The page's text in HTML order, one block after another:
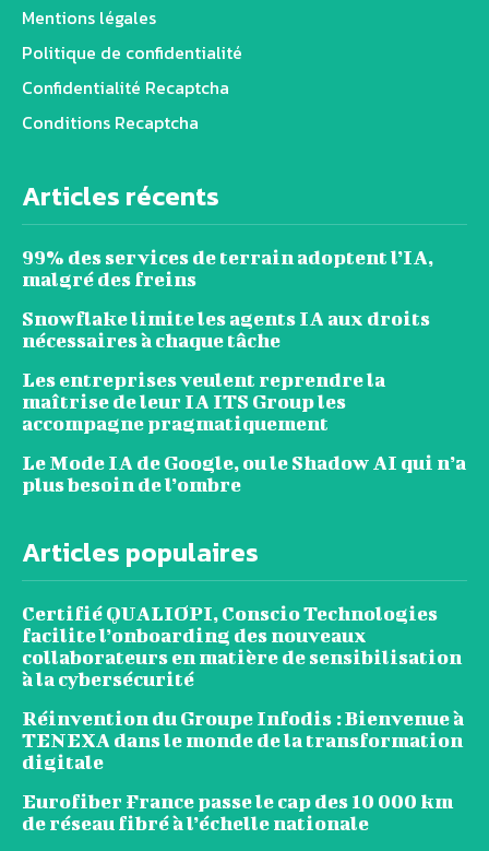
Mentions légales
Politique de confidentialité
Confidentialité Recaptcha
Conditions Recaptcha
Articles récents
99% des services de terrain adoptent l’IA,
malgré des freins
Snowflake limite les agents IA aux droits
nécessaires à chaque tâche
Les entreprises veulent reprendre la
maîtrise de leur IA ITS Group les
accompagne pragmatiquement
Le Mode IA de Google, ou le Shadow AI qui n’a
plus besoin de l’ombre
Articles populaires
Certifié QUALIOPI, Conscio Technologies
facilite l’onboarding des nouveaux
collaborateurs en matière de sensibilisation
à la cybersécurité
Réinvention du Groupe Infodis : Bienvenue à
TENEXA dans le monde de la transformation
digitale
Eurofiber France passe le cap des 10 000 km
de réseau fibré à l’échelle nationale